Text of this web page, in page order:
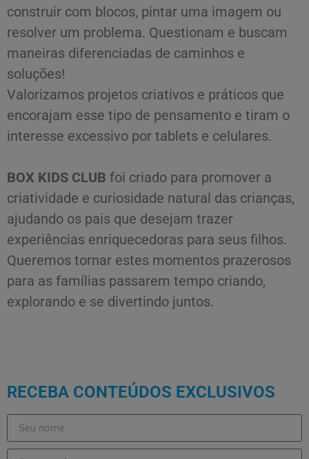
construir com blocos, pintar uma imagem ou
resolver um problema. Questionam e buscam
maneiras diferenciadas de caminhos e
soluções!
Valorizamos projetos criativos e práticos que
encorajam esse tipo de pensamento e tiram o
interesse excessivo por tablets e celulares.
BOX KIDS CLUB foi criado para promover a
criatividade e curiosidade natural das crianças,
ajudando os pais que desejam trazer
experiências enriquecedoras para seus filhos.
Queremos tornar estes momentos prazerosos
para as famílias passarem tempo criando,
explorando e se divertindo juntos.
RECEBA CONTEÚDOS EXCLUSIVOS